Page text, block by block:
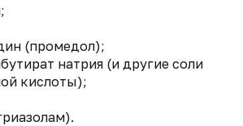
(промедол);
натрия (и другие соли
кислоты);